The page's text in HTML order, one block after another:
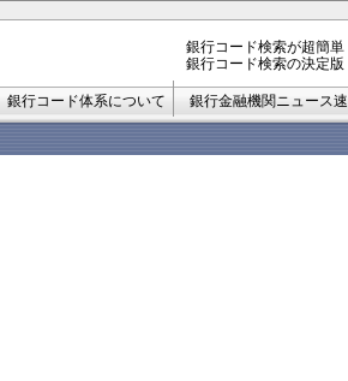
銀行コード検索が超簡単
銀行コード検索の決定版
銀行コード体系について
銀行金融機関ニュース速